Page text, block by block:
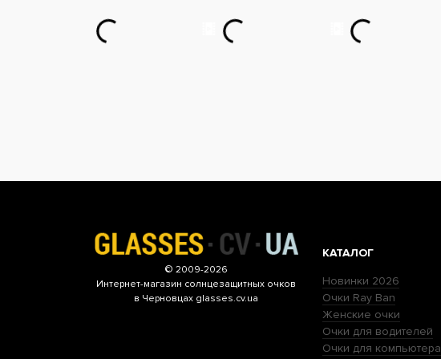
© 2009-2026
Интернет-магазин солнцезащитных очков
в Черновцах glasses.cv.ua
КАТАЛОГ
Новинки 2026
Очки Ray Ban
Женские очки
Очки для водителей
Очки для компьютера